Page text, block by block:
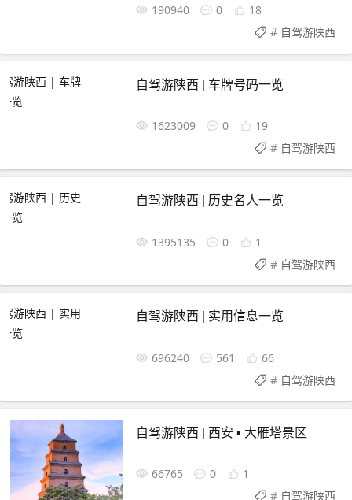
190940 0
18
#自驾游陕西
自驾游陕西 | 车牌号码一览
1623009 0
19
#自驾游陕西
自驾游陕西 | 历史名人一览
1395135 0
1
#自驾游陕西
自驾游陕西 | 实用信息一览
696240 561
66
#自驾游陕西
自驾游陕西 | 西安 ▪ 大雁塔景区
66765 0
1
#自驾游陕西